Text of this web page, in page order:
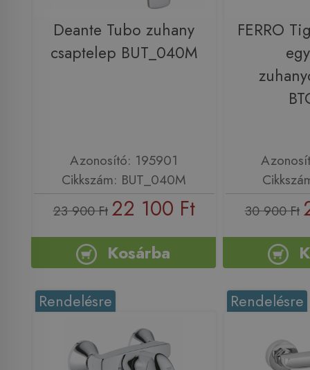
Deante Tubo zuhany
csaptelep BUT_040M
Azonosító: 195901
Cikkszám: BUT_040M
23 900 Ft 22 100 Ft
Kosárba
FERRO
30 900 Ft
Rendelésre Rendelésre